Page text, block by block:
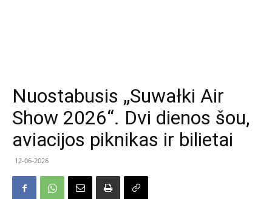
Nuostabusis „Suwałki Air
Show 2026“. Dvi dienos šou,
aviacijos piknikas ir bilietai
12-06-2026